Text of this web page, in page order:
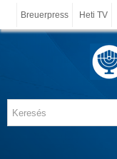
Breuerpress Heti TV